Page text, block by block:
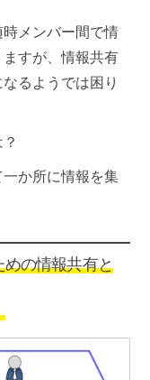
メンバー間で情
すが、情報共有
るようでは困り
か所に情報を集
めの情報共有と